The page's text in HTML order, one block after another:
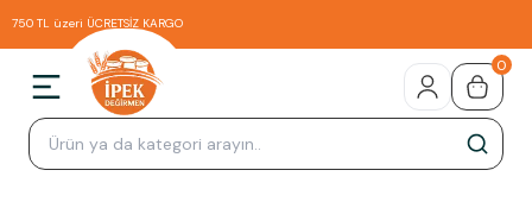
750 TL üzeri ÜCRETSİZ KARGO
0